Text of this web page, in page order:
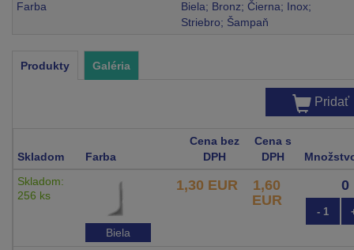
Farba
Biela; Bronz; Čierna; Inox;
Striebro; Šampaň
Produkty Galéria
Pridať
Skladom Farba
Cena bez
DPH
Cena s
DPH
Skladom:
256 ks
Biela
1,30 EUR
1,60
EUR
- 1